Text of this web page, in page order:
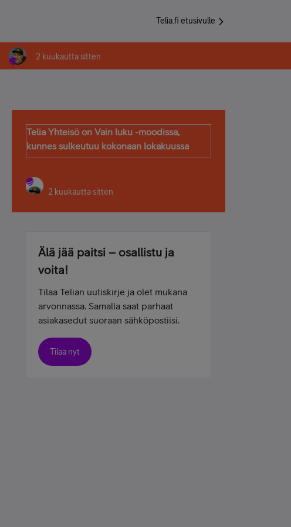
Telia.fi etusivulle
2 kuukautta sitten
Telia Yhteisö on Vain luku -moodissa,
kunnes sulkeutuu kokonaan lokakuussa
2 kuukautta sitten
Älä jää paitsi – osallistu ja
voita!
Tilaa Telian uutiskirje ja olet mukana
arvonnassa. Samalla saat parhaat
asiakasedut suoraan sähköpostiisi.
Tilaa nyt